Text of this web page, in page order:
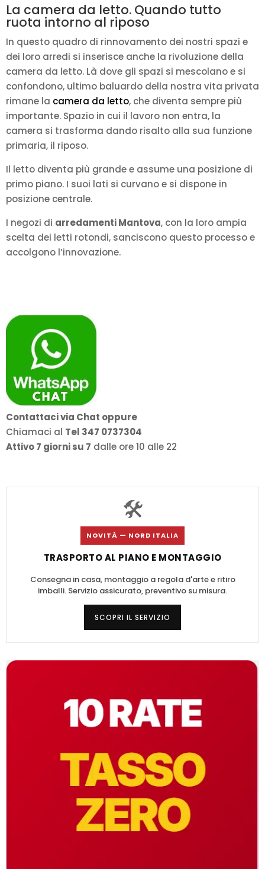
La camera da letto. Quando tutto
ruota intorno al riposo
In questo quadro di rinnovamento dei nostri spazi e
dei loro arredi si inserisce anche la rivoluzione della
camera da letto. Là dove gli spazi si mescolano e si
confondono, ultimo baluardo della nostra vita privata
rimane la camera da letto, che diventa sempre più
importante. Spazio in cui il lavoro non entra, la
camera si trasforma dando risalto alla sua funzione
primaria, il riposo.
Il letto diventa più grande e assume una posizione di
primo piano. I suoi lati si curvano e si dispone in
posizione centrale.
I negozi di arredamenti Mantova, con la loro ampia
scelta dei letti rotondi, sanciscono questo processo e
accolgono l’innovazione.
Contattaci via Chat oppure
Chiamaci al Tel 347 0737304
Attivo 7 giorni su 7 dalle ore 10 alle 22
🛠️
NOVITÀ — NORD ITALIA
TRASPORTO AL PIANO E MONTAGGIO
Consegna in casa, montaggio a regola d'arte e ritiro
imballi. Servizio assicurato, preventivo su misura.
SCOPRI IL SERVIZIO